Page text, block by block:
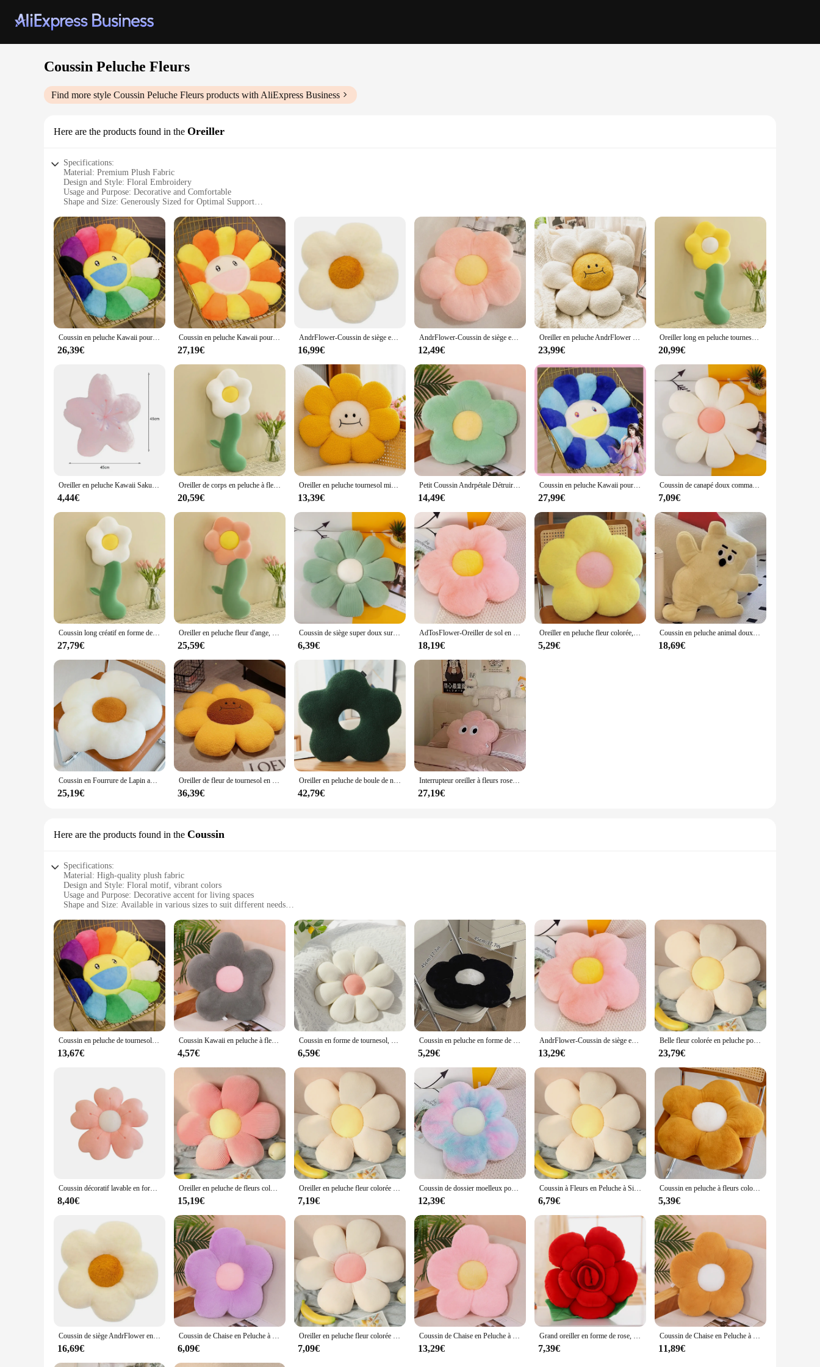
Coussin Peluche Fleurs
Find more style Coussin Peluche Fleurs products with AliExpress Business
Here are the products found in the Oreiller
Specifications:
Material: Premium Plush Fabric
Design and Style: Floral Embroidery
Usage and Purpose: Decorative and Comfortable
Shape and Size: Generously Sized for Optimal Support
Parts and Accessories: Includes Pillowcase for Easy Maintenance
Features:
**Luxurious Comfort and Style**
The Coussin Peluche Fleurs Oreiller is a testament to comfort and style, featuring a sumptuous plush fabric that invites you to sink into its embrace. The floral embroidery adds a touch of elegance to
any room, making it a perfect addition to your living space. Whether you're looking to elevate your bedroom decor or seeking a cozy spot to read or relax, this plush flower pillow is designed to
provide both comfort and visual appeal.
**Versatile and Easy to Maintain**
The versatility of this cushion is unmatched. It's not just a decorative piece; it's also a practical addition to your home. Its generous size ensures ample support for your head, neck, or back, making it
an ideal choice for reading, watching TV, or simply lounging. The included pillowcase makes maintenance a breeze, allowing you to easily change the look of your space without the hassle of
removing the entire cushion. Its durable construction ensures that it will remain a staple in your home for years to come.
**Ideal for Gifting and Wholesale**
yourself. For those looking to stock up for resale, the Coussin Peluche Fleurs Oreiller is available in sets, making it an ideal choice for vendors and suppliers. With its wholesale availability, you can
offer your customers a high-quality, stylish, and comfortable addition to their homes.
Coussin en peluche Kawaii pour filles, polaire, visage, tournesol, fleur de soleil, polymère, oreiller de maintien, chambre à coucher, décoration automatique, beurre, cadeau, 40cm
26,39€
Coussin en peluche Kawaii pour filles, polaire, visage, tournesol, fleur de soleil, polymère, oreiller de maintien, chambre à coucher, décoration automatique, beurre, cadeau, 40cm
27,19€
AndrFlower-Coussin de siège en peluche en forme de tournesol pour enfants, oreiller de siège de chambre à coucher pour fille, décor de bureau, coussins de canapé, jouets en peluche, 35cm
16,99€
AndrFlower-Coussin de siège en peluche en forme de tournesol pour enfants, oreiller de siège de chambre à coucher pour fille, décor de bureau, coussins de canapé, jouets en peluche, 35cm
12,49€
Oreiller en peluche AndrFlower pour enfants, jouet en peluche tournesol, coussin en forme de fleur, oreiller beurre, cadeau de chambre pour fille, décoration d'intérieur, 1 pièce
23,99€
Oreiller long en peluche tournesol, grand coussin créatif, oreiller de corps décoratif, décor de coussin de dos de sommeil, fleur, canapé
20,99€
Oreiller en peluche Kawaii Sakura Flower, coussin de siège de sol, tatami de baie vitrée, décor de salon, chambre à coucher, aucune fleur
4,44€
Oreiller de corps en peluche à fleurs longues, grand coussin de tournesol créatif, canapé décoratif, oreiller de corps en peluche, décor de coussin de dos de couchage
20,59€
Oreiller en peluche tournesol mignon pour enfants, jouet en peluche, coussin AndrFlower, fleur en forme de beurre, cadeau de chambre de fille, décoration d'intérieur
13,39€
Petit Coussin Andrpétale Détruire pour Fille, Oreiller de Canapé en Peluche, Siège d'Étudiant, Lapin, Velours, Sieste, Tournesol, Coussin de Baie Vitrée
14,49€
Coussin en peluche Kawaii pour filles, polaire, visage, tournesol, fleur de soleil, polymère, oreiller de maintien, chambre à coucher, décoration automatique, beurre, cadeau, 40cm
27,99€
Coussin de canapé doux commandé pour enfants, jouet de fleur, plante en peluche, beurre, tatami, oreillers de sol, décoration d'intérieur, mignon, détruire AndrPillow, cadeaux pour filles
7,09€
Coussin long créatif en forme de tournesol, oreiller décoratif en peluche, grand coussin de dos de couchage, cadeaux doux
27,79€
Oreiller en peluche fleur d'ange, jouet créatif, grande peluche, fleur douce au beurre, oreiller décoratif, coussin de dos de couchage, cadeaux
25,59€
Coussin de siège super doux sur le canapé, oreiller en peluche, jouet de fleur de beurre, oreiller de sol hypothécaire ami, cadeaux pour enfants, décoration d'intérieur pour filles, mignon, détruire AndrPillow
6,39€
AdTosFlower-Oreiller de sol en peluche pour la décoration intérieure, coussin doux et confortable, canapé, lit, voiture, 1PC
18,19€
Oreiller en peluche fleur colorée, coussin de siège pétale de plante solide, jouets en peluche doux pour bébé fille, bureau, chambre à coucher, décoration d'intérieur, cadeau, document
5,29€
Coussin en peluche animal doux, jouet en peluche mignon, oreiller câlin, fleur 3D, ours, chat, over
18,69€
Coussin en Fourrure de Lapin avec Pétale de Soleil, Mignon, Doux et Confortable, Oreiller pour Bureau, Irritation, Chambre, Chaise, Canapé, Étudiant
25,19€
Oreiller de fleur de tournesol en peluche, coussin de canapé doux, oreiller de chevet de chambre à coucher
36,39€
Oreiller en peluche de boule de noeud de fleur, style INS, oreiller de corps, original, coussin de lit de bébé, salon, coussins décoratifs de canapé, 2024
42,79€
Interrupteur oreiller à fleurs roses, décoration de canapé-lit, coussin en peluche beurre, confortable, cadeau d'anniversaire de la fête des Léons, 520
27,19€
Here are the products found in the Coussin
Specifications:
Material: High-quality plush fabric
Design and Style: Floral motif, vibrant colors
Usage and Purpose: Decorative accent for living spaces
Shape and Size: Available in various sizes to suit different needs
Parts and Accessories: None, standalone product
Features:
|Vendors|
**Elegant Floral Design**
The Coussin Peluche Fleurs, with its lush floral design, is a charming addition to any room. The vibrant colors and intricate patterns of the flowers create a serene and inviting atmosphere, perfect for
those who appreciate nature-inspired decor. Whether you're looking to add a touch of freshness to your living room, bedroom, or even your office space, this cushion is designed to complement a
variety of interior styles.
**Versatile and Functional**
Not only is this cushion a feast for the eyes, but it also offers a comfortable seating option. The plush fabric ensures a soft and cozy touch, making it an ideal spot for relaxation or a playful spot for
children. Its versatility extends to its use as a prop for photography, as a backdrop for a themed event, or as a decorative piece that can be easily incorporated into various interior design schemes. Its
lightweight and portable nature make it a convenient choice for those who enjoy rearranging their space or hosting guests.
**For Wholesale and Retail Markets**
Whether you're a vendor looking to expand your product line or a retailer seeking to offer your customers a unique and stylish decor item, the Coussin Peluche Fleurs is an excellent choice. Its
attractive design and quality construction make it a standout item in any store or online marketplace. With its competitive pricing and bulk purchasing options, it's an excellent addition to any
inventory, catering to both wholesale and retail customers.
Coussin en peluche de tournesol arc-en-ciel, oreiller de fleur en polaire, coussin de dos de sommeil de bureau doux, décorations de canapé, mignon
13,67€
Coussin Kawaii en peluche à fleurs colorées, 35cm, oreiller doux, tournesol, polymères de plantes, canapé-lit, dos de couchage, cadeaux décoratifs
4,57€
Coussin en forme de tournesol, coussin Andrseat, polymère de fleurs, polymère de bureau, en peluche, cadeau de Noël, d'Halloween, de Thanksgiving
6,59€
Coussin en peluche en forme de fleur pour canapé et chaise, oreiller de soutien lombaire, en polymère, décoratif, noir et blanc
5,29€
AndrFlower-Coussin de siège en peluche pour enfants, oreiller en forme de tournesol, jouets en peluche, décoration de chambre, bureau, canapé, enfants, fille
13,29€
Belle fleur colorée en peluche pour enfants, oreiller, jouet, doux, dessin animé, plante, destruction, AndrChair, coussin, canapé, enfants, amoureux, cadeau d'anniversaire
23,79€
Coussin décoratif lavable en forme de fleur, oreiller de sol esthétique, décor de canapé, peluche douce, vert sauge, 50 cm, 35cm
8,40€
Oreiller en peluche de fleurs colorées pour filles, coussin de pétale de plante, jouets en peluche pour bébé, cadeau de décoration d'intérieur, 35cm
15,19€
Oreiller en peluche fleur colorée pour enfants, belle fleur, jouet doux, dessin animé, plante en peluche, coussin AndrChair, canapé, cadeau d'anniversaire pour les amoureux, 35-40cm
7,19€
Coussin de dossier moelleux pour la sieste, oreiller en peluche, fleur, lapin, siège
12,39€
Coussin à Fleurs en Peluche à Six Pétales, Décor de Chambre Girly, Oreiller de Tournesol, pour Baie Vitrée, Fleur Rose, pour Siège de Chambre d'Enfant
6,79€
Coussin en peluche à fleurs colorées Kawaii, 35cm, 50cm, oreiller en peluche, polymère de tournesol doux, canapé-lit, coussin de dos de couchage, cadeau décoratif
5,39€
Coussin de siège AndrFlower en peluche en forme de tournesol, oreiller de bureau, coussin de dortoir étudiant, décorations pour la maison, détruire, 50cm
16,69€
Coussin de Chaise en Peluche à Fleurs Douces, pour Salon, Chambre à Coucher, Oreillers Décoratifs pour la Maison, Canapé, Cadeaux d'Anniversaire
6,09€
Oreiller en peluche fleur colorée pour enfants, beau jouet doux, dessin animé, plante en peluche, détruire AndrChair, coussin de canapé, cadeau d'anniversaire pour les amoureux, 35-60cm
7,09€
Coussin de Chaise en Peluche à Fleurs, Plante Douce, pour Salon, Chambre à Coucher, Oreillers Décoratifs pour la Maison, Heart de Canapé, Cadeaux d'Anniversaire
13,29€
Grand oreiller en forme de rose, coussin de canapé, coussin intérieur de voiture, jouets en peluche, fournitures de fête de mariage, coussin de fleurs, décoration d'intérieur
7,39€
Coussin de Chaise en Peluche à Fleurs, Plante Douce, pour Salon, Chambre à Coucher, Oreillers Décoratifs pour la Maison, Canapé, Cadeaux d'Anniversaire
11,89€